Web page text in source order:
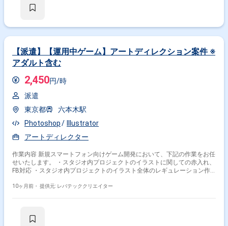
【派遣】【運用中ゲーム】アートディレクション案件 ※
アダルト含む
2,450円/時
派遣
東京都
六本木駅
Photoshop
Illustrator
アートディレクター
作業内容 新規スマートフォン向けゲーム開発において、下記の作業をお任
せいたします。 ・スタジオ内プロジェクトのイラストに関しての赤入れ、
FB対応 ・スタジオ内プロジェクトのイラスト全体のレギュレーション作
10ヶ月前・ 提供元: レバテッククリエイター